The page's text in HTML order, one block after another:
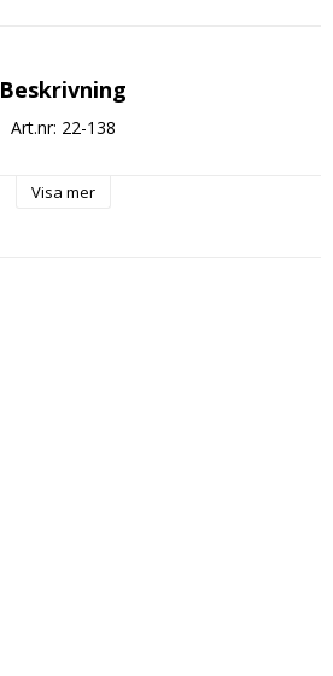
Beskrivning
Art.nr: 22-138
Visa mer